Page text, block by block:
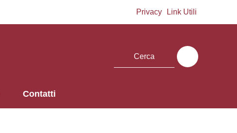
Privacy Link Utili
Contatti